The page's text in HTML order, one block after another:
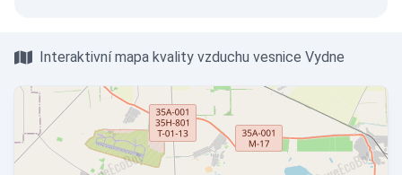
Interaktivní mapa kvality vzduchu vesnice Vydne